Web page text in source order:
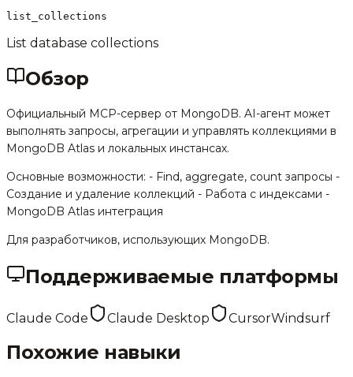
list_collections
List database collections
Обзор
Официальный MCP-сервер от MongoDB. AI-агент может
выполнять запросы, агрегации и управлять коллекциями в
MongoDB Atlas и локальных инстансах.
Основные возможности: - Find, aggregate, count запросы -
Создание и удаление коллекций - Работа с индексами -
MongoDB Atlas интеграция
Для разработчиков, использующих MongoDB.
Поддерживаемые платформы
Claude Code Claude Desktop CursorWindsurf
Похожие навыки